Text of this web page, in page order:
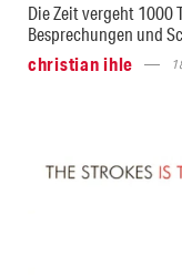
Die Zeit vergeht 1000
Besprechungen und
christian ihle